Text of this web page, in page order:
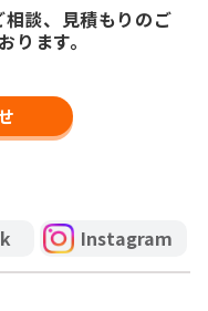
談、見積もりのご
ります。
Instagram